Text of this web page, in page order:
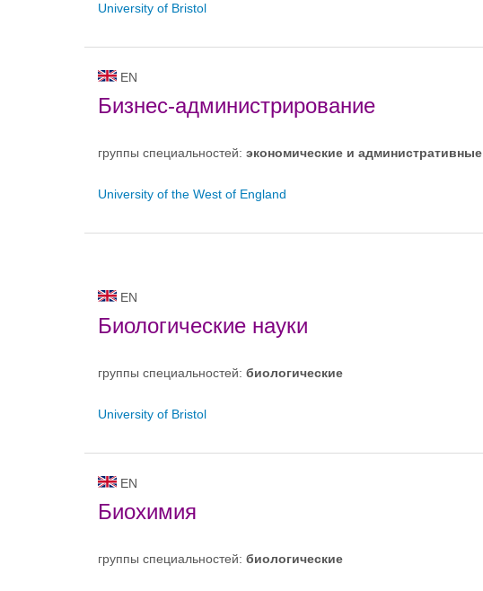
University of Bristol
EN
Бизнес-администрирование
группы специальностей: экономические и административные
University of the West of England
EN
Биологические науки
группы специальностей: биологическиe
University of Bristol
EN
Биохимия
группы специальностей: биологическиe